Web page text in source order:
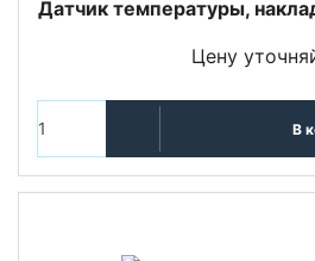
Датчик температуры,
Цену
В